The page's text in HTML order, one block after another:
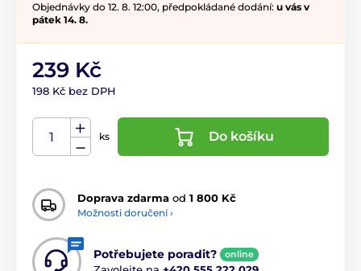
Objednávky do 12. 8. 12:00, předpokládané dodání: u vás v
pátek 14. 8.
239 Kč
198 Kč bez DPH
ks Do košíku
Doprava zdarma od 1 800 Kč
Možnosti doručení ›
Potřebujete poradit? online